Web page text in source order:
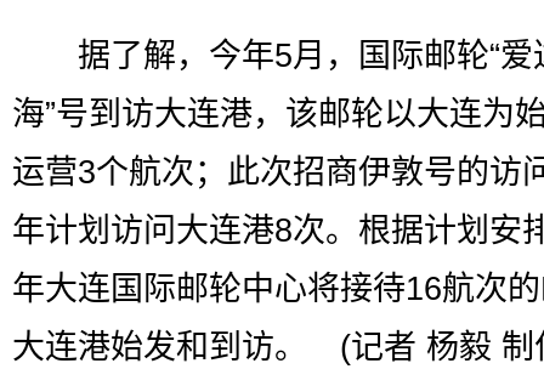
据了解，今年5月，国际邮轮“爱
海”号到访大连港，该邮轮以大连为
运营3个航次；此次招商伊敦号的访
年计划访问大连港8次。根据计划安
年大连国际邮轮中心将接待16航次
大连港始发和到访。 (记者 杨毅 制